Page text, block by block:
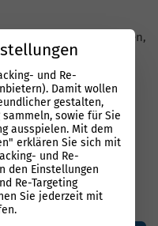
, die nicht nur gelesen,
Suite
KI-Suchen schneller
in Plauen.
Redaktion
KI
klare Struktur,
und Re-
Damit wollen
gestalten,
sowie für Sie
ausspielen. Mit dem
erklären Sie sich mit
und Re-
den Einstellungen
Re-Targeting
Sie jederzeit mit